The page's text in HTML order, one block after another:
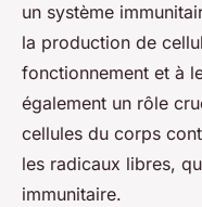
un système
la production de
fonctionnement et à
également un rôle
cellules du corps
les radicaux libres,
immunitaire.